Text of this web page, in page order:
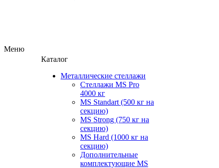
Меню
Каталог
Металлические стеллажи
Стеллажи MS Pro
4000 кг
MS Standart (500 кг на
секцию)
MS Strong (750 кг на
секцию)
MS Hard (1000 кг на
секцию)
Дополнительные
комплектующие MS